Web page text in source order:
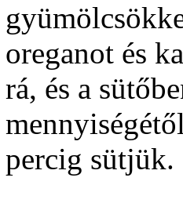
oreganot és
rá, és a
percig sütjük.